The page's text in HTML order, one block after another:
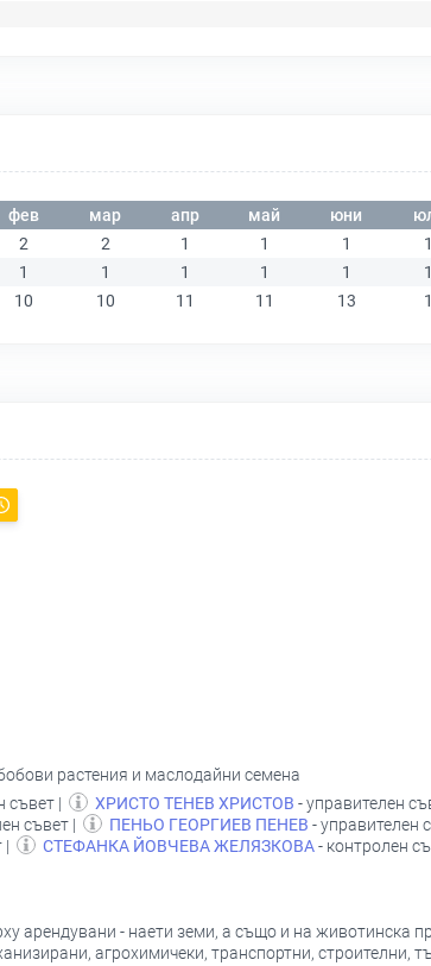
фев мар апр май юни
2 2 1 1 1
1 1 1 1 1
10 10 11 11 13
растения и маслодайни семена
съвет | ХРИСТО ТЕНЕВ ХРИСТОВ - управителен
съвет | ПЕНЬО ГЕОРГИЕВ ПЕНЕВ - управителен
| СТЕФАНКА ЙОВЧЕВА ЖЕЛЯЗКОВА- контролен
арендувани - наети земи, а също и на животинска
агрохимичеки, транспортни, строителни,